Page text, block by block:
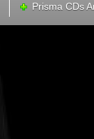
Prisma CDs